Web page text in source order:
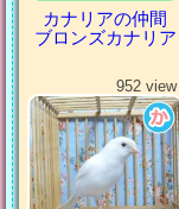
カナリアの仲間
ブロンズカナリア
952 view